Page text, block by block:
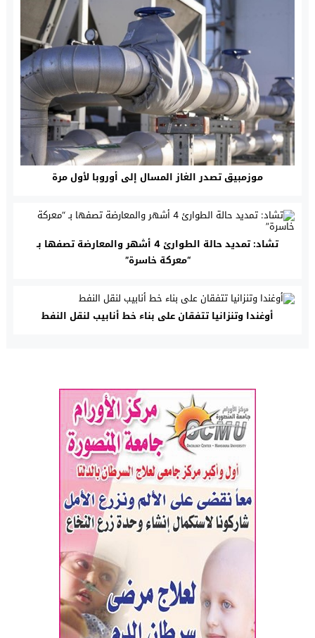
موزمبيق تصدر الغاز المسال إلى أوروبا لأول مرة
تشاد: تمديد حالة الطوارئ 4 أشهر والمعارضة تصفها بـ
“معركة خاسرة”
أوغندا وتنزانيا تتفقان على بناء خط أنابيب لنقل النفط